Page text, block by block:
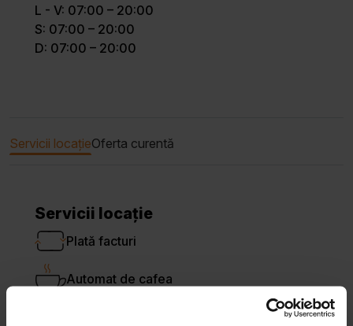
L - V: 07:00 – 20:00
S: 07:00 – 20:00
D: 07:00 – 20:00
Servicii locațieOferta curentă
Servicii locație
Plată facturi
Automat de cafea